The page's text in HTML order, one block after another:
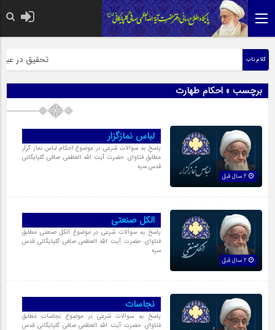
کلام ناب تحقیق در
برچسب » احکام طهارت
لباس نمازگزار
پاسخ به سوالات شرعی در موضوع احکام لباس نماز گزار
مطابق فتاوای حضرت آیت الله العظمی صافی گلپایگانی
قدس سره
الکل صنعتى
پاسخ به سوالات شرعی در موضوع الکل صنعتی مطابق
فتاوای حضرت آیت الله العظمی صافی گلپایگانی قدس
سره
نجاسات
پاسخ به سوالات شرعی در موضوع نجاسات مطابق
فتاوای حضرت آیت الله العظمی صافی گلپایگانی قدس